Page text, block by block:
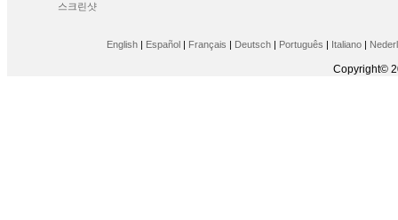
스크린샷
English| Español| Français | Deutsch| Português | Italiano|
Copyright©